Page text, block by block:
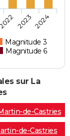
Magnitude 3
Magnitude 6
20232024
sur La
de-Castries
de-Castries